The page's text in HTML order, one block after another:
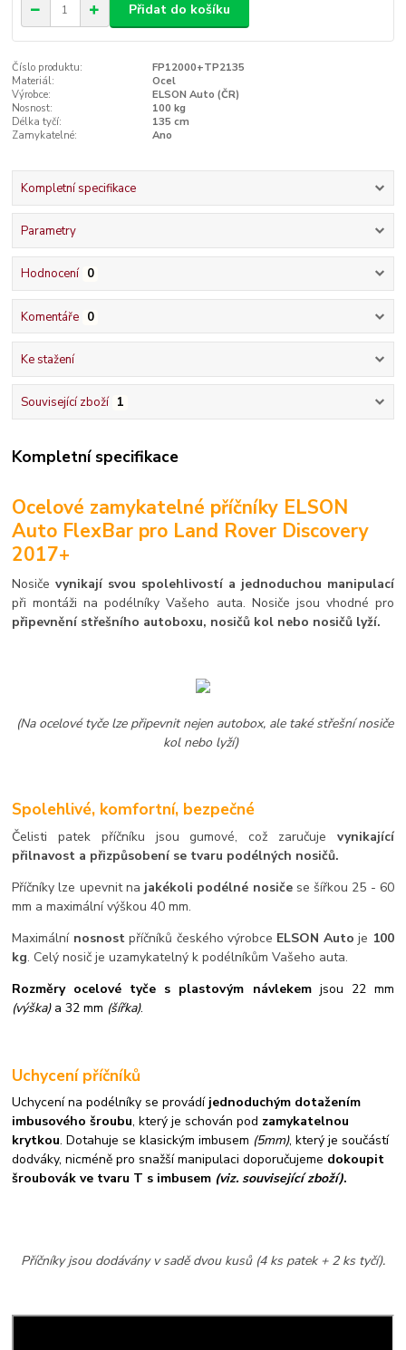
Přidat do košíku
Číslo produktu:
FP12000+TP2135
Materiál:
Ocel
Výrobce:
ELSON Auto (ČR)
Nosnost:
100 kg
Délka tyčí:
135 cm
Zamykatelné:
Ano
Kompletní specifikace
Parametry
Hodnocení 0
Komentáře 0
Ke stažení
Související zboží 1
Kompletní specifikace
Ocelové zamykatelné příčníky ELSON
Auto FlexBar pro Land Rover Discovery
2017+
Nosičevynikají svou spolehlivostí a jednoduchou manipulací
při montáži na podélníky Vašeho auta. Nosiče jsou vhodné pro
připevnění střešního autoboxu, nosičů kol nebo nosičů lyží.
(Na ocelové tyče lze připevnit nejen autobox, ale také střešní nosiče
kol nebo lyží)
Spolehlivé, komfortní, bezpečné
Čelisti patek příčníku jsou gumové, což zaručuje vynikající
přilnavost a přizpůsobení se tvaru podélných nosičů.
Příčníky lze upevnit na jakékoli podélné nosičese šířkou 25 - 60
mm a maximální výškou 40 mm.
Maximální nosnostpříčníků českého výrobce ELSON Autoje 100
kg. Celý nosič je uzamykatelný k podélníkům Vašeho auta.
Rozměry ocelové tyče s plastovým návlekemjsou 22 mm
(výška)a 32 mm (šířka).
Uchycení příčníků
Uchycení na podélníky se provádí jednoduchým dotažením
imbusového šroubu, který je schován pod zamykatelnou
krytkou. Dotahuje se klasickým imbusem (5mm), který je součástí
dodváky, nicméně pro snažší manipulaci doporučujeme dokoupit
šroubovák ve tvaru T s imbusem (viz. související zboží).
Příčníky jsou dodávány v sadě dvou kusů (4 ks patek + 2 ks tyčí).